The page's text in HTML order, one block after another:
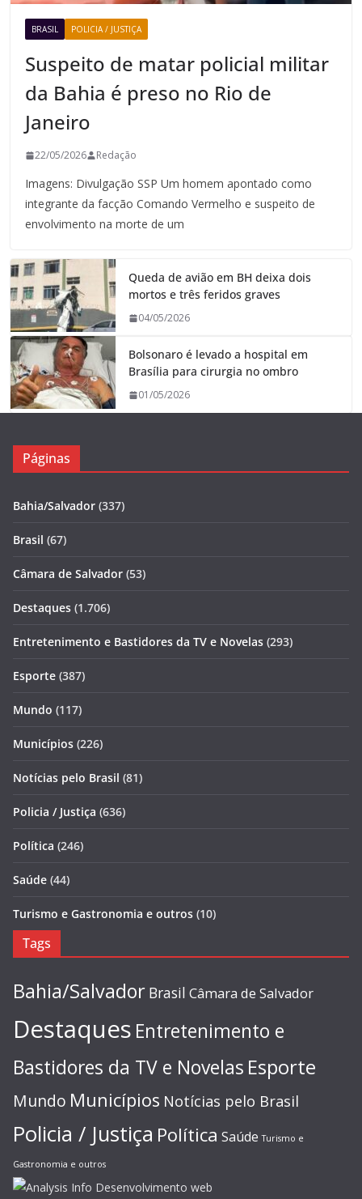
BRASIL POLICIA / JUSTIÇA
Suspeito de matar policial militar
da Bahia é preso no Rio de
Janeiro
22/05/2026 Redação
Imagens: Divulgação SSP Um homem apontado como
integrante da facção Comando Vermelho e suspeito de
envolvimento na morte de um
Queda de avião em BH deixa dois
mortos e três feridos graves
04/05/2026
Bolsonaro é levado a hospital em
Brasília para cirurgia no ombro
01/05/2026
Páginas
Bahia/Salvador (337)
Brasil (67)
Câmara de Salvador (53)
Destaques (1.706)
Entretenimento e Bastidores da TV e Novelas (293)
Esporte (387)
Mundo (117)
Municípios (226)
Notícias pelo Brasil (81)
Policia / Justiça (636)
Política (246)
Saúde (44)
Turismo e Gastronomia e outros (10)
Tags
Bahia/Salvador Brasil Câmara de Salvador
Destaques Entretenimento e
Bastidores da TV e Novelas Esporte
Mundo Municípios Notícias pelo Brasil
Policia / Justiça Política Saúde Turismo e
Gastronomia e outros